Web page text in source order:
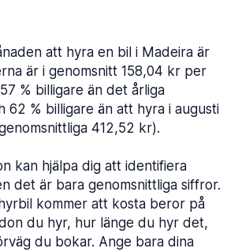
att hyra en bil i Madeira är
är i genomsnitt 158,04 kr per
% billigare än det årliga
62 % billigare än att hyra i augusti
412,52 kr).
kan hjälpa dig att identifiera
det är bara genomsnittliga siffror.
kommer att kosta beror på
du hyr, hur länge du hyr det,
du bokar. Ange bara dina